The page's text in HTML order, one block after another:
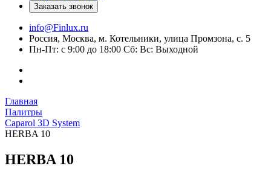
Заказать звонок
info@Finlux.ru
Россия, Москва, м. Котельники, улица Промзона, с. 5
Пн-Пт: с 9:00 до 18:00 Сб: Вс: Выходной
Главная
Палитры
Caparol 3D System
HERBA 10
HERBA 10